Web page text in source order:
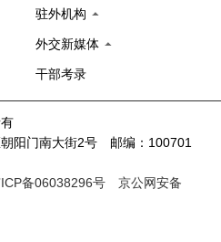
驻外机构
外交新媒体
干部考录
阳门南大街2号 邮编：100701
备06038296号
京公网安备